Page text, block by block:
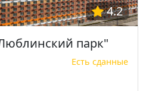
4.2
парк"
Есть сданные